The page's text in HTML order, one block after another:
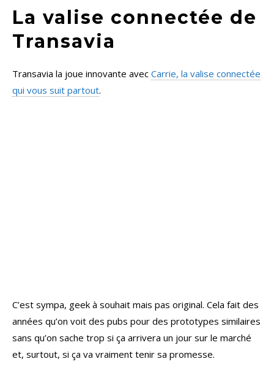
La valise connectée de
Transavia
Transavia la joue innovante avec Carrie, la valise connectée
qui vous suit partout.
C’est sympa, geek à souhait mais pas original. Cela fait des
années qu’on voit des pubs pour des prototypes similaires
sans qu’on sache trop si ça arrivera un jour sur le marché
et, surtout, si ça va vraiment tenir sa promesse.